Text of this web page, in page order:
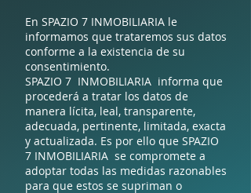
En SPAZIO 7 INMOBILIARIA le
informamos que trataremos sus datos
conforme a la existencia de su
consentimiento.
SPAZIO 7 INMOBILIARIA informa que
procederá a tratar los datos de
manera lícita, leal, transparente,
adecuada, pertinente, limitada, exacta
y actualizada. Es por ello que SPAZIO
7 INMOBILIARIA se compromete a
adoptar todas las medidas razonables
para que estos se supriman o